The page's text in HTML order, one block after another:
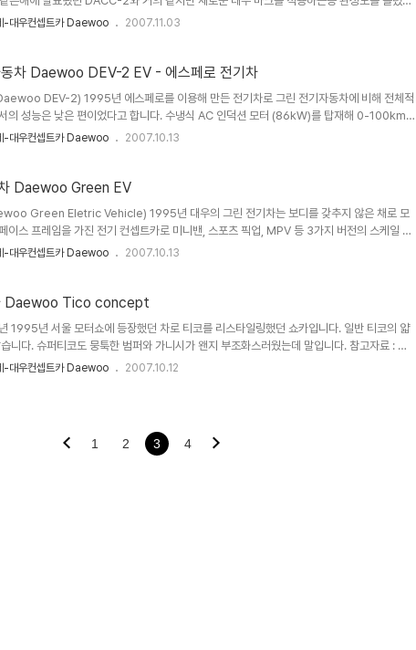
실내공간에 대한 고정관념을 탈피한 컨셉트카로서 앞좌석보다 뒷좌석을 높게 배치해 승객
와 강도를 높였습니다. No.2는 도시생활은 물론..
-대우컨셉트카 Daewoo 2007.11.03
차 Daewoo DEV-2 EV - 에스페로 전기차
DEV-2) 1995년 에스페로를 이용해 만든 전기차로 그린 전기자동차에 비해 전체적
의 성능은 낮은 편이었다고 합니다. 수냉식 AC 인덕션 모터 (86kW)를 탑재해 0-100km
전지 22개를 차체 바닥에 깔아 1회 충전거리 80km를 달렸습니다. 범퍼의 모양을 조금 더
-대우컨셉트카 Daewoo 2007.10.13
Daewoo Green EV
Green Eletric Vehicle) 1995년 대우의 그린 전기차는 보디를 갖추지 않은 채로 모
이스 프레임을 가진 전기 컨셉트카로 미니밴, 스포츠 픽업, MPV 등 3가지 버전의 스케일 모
후에 이 그린 알루미늄 프레임을 이용해 차체와 운전석등을 갖춘 DEV 전기 컨셉트카를 내
샤시를 사용했다는것을 알 수 있습니다..
-대우컨셉트카 Daewoo 2007.10.13
Daewoo Tico concept
1995년 서울 모터쇼에 등장했던 차로 티코를 리스타일링했던 쇼카입니다. 일반 티코의 얇
니다. 슈퍼티코도 뭉툭한 범퍼와 가니시가 왠지 부조화스러웠는데 말입니다. 참고자료 : 월
-대우컨셉트카 Daewoo 2007.10.12
1 2 3 4